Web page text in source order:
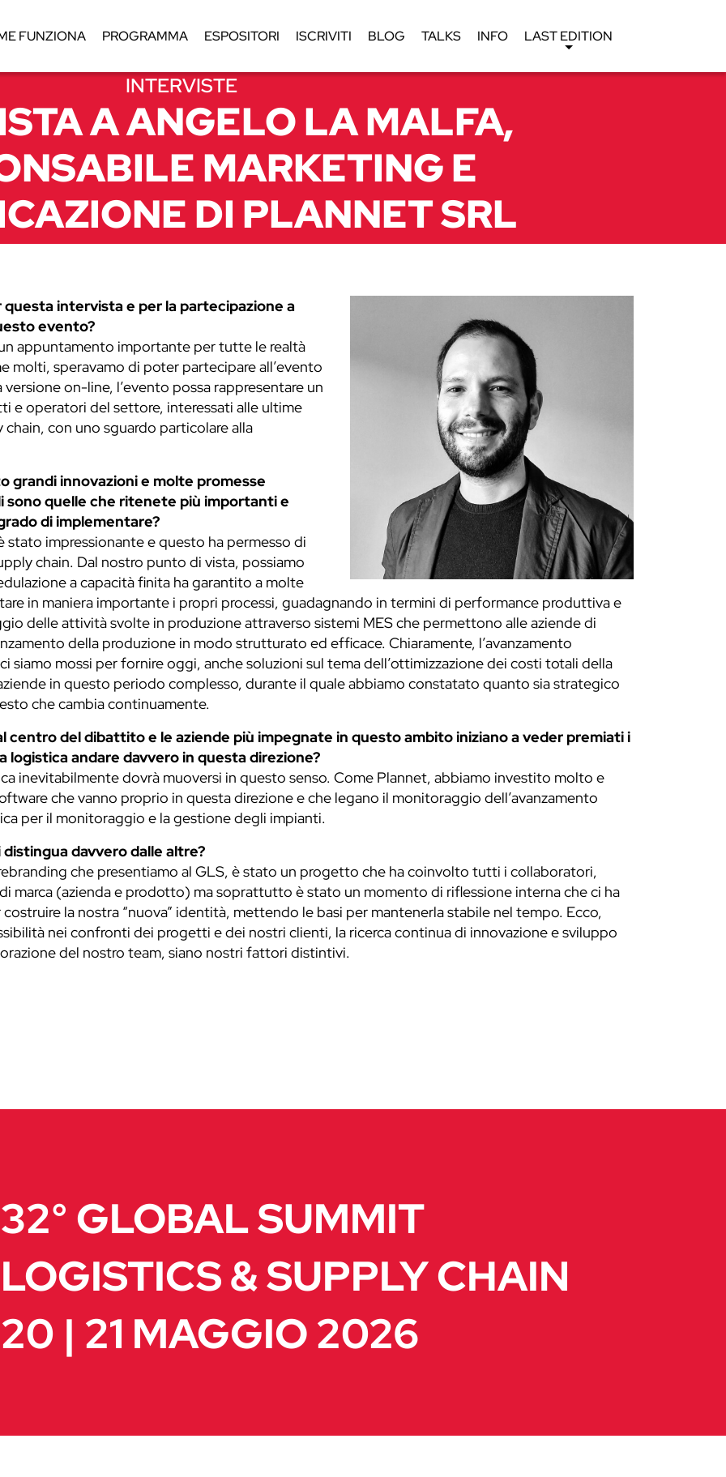
FUNZIONA PROGRAMMA ESPOSITORI ISCRIVITI BLOG TALKS INFO LAST EDITION
INTERVISTE
A ANGELO LA MALFA,
MARKETING E
DI PLANNET SRL
intervista e per la partecipazione a
evento?
appuntamento importante per tutte le realtà
molti, speravamo di poter partecipare all’evento
on-line, l’evento possa rappresentare un
e operatori del settore, interessati alle ultime
con uno sguardo particolare alla
grandi innovazioni e molte promesse
sono quelle che ritenete più importanti e
di implementare?
impressionante e questo ha permesso di
chain. Dal nostro punto di vista, possiamo
a capacità finita ha garantito a molte
in maniera importante i propri processi, guadagnando in termini di performance produttiva e
delle attività svolte in produzione attraverso sistemi MES che permettono alle aziende di
della produzione in modo strutturato ed efficace. Chiaramente, l’avanzamento
siamo mossi per fornire oggi, anche soluzioni sul tema dell’ottimizzazione dei costi totali della
in questo periodo complesso, durante il quale abbiamo constatato quanto sia strategico
che cambia continuamente.
centro del dibattito e le aziende più impegnate in questo ambito iniziano a veder premiati i
logistica andare davvero in questa direzione?
inevitabilmente dovrà muoversi in questo senso. Come Plannet, abbiamo investito molto e
che vanno proprio in questa direzione e che legano il monitoraggio dell’avanzamento
per il monitoraggio e la gestione degli impianti.
davvero dalle altre?
che presentiamo al GLS, è stato un progetto che ha coinvolto tutti i collaboratori,
marca (azienda e prodotto) ma soprattutto è stato un momento di riflessione interna che ci ha
la nostra “nuova” identità, mettendo le basi per mantenerla stabile nel tempo. Ecco,
nei confronti dei progetti e dei nostri clienti, la ricerca continua di innovazione e sviluppo
del nostro team, siano nostri fattori distintivi.
32° GLOBAL SUMMIT
LOGISTICS & SUPPLY CHAIN
20 | 21 MAGGIO 2026